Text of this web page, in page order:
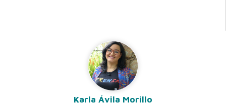
Karla Ávila Morillo